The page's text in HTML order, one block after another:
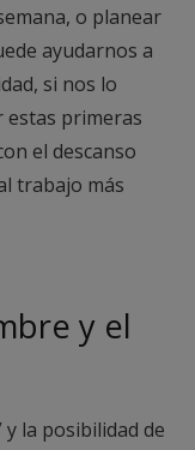
o planear
ayudarnos a
si nos lo
estas primeras
el descanso
trabajo más
y el
y la posibilidad de